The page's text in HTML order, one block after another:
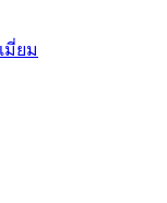
มี่ยม